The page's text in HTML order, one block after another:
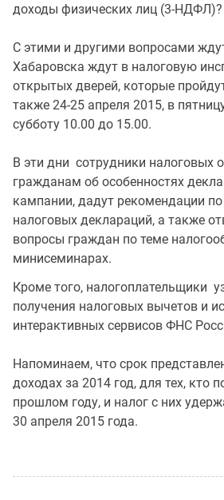
доходы физических лиц (3-НДФЛ)?
С этими и другими вопросами
Хабаровска ждут в налоговую
открытых дверей, которые
также 24-25 апреля 2015, в
субботу 10.00 до 15.00.
В эти дни сотрудники налоговых
гражданам об особенностях
кампании, дадут рекомендации
налоговых деклараций, а также
вопросы граждан по теме
минисеминарах.
Кроме того, налогоплательщики
получения налоговых вычетов и
интерактивных сервисов ФНС
Напоминаем, что срок
доходах за 2014 год, для тех, кто
прошлом году, и налог с них
30 апреля 2015 года.